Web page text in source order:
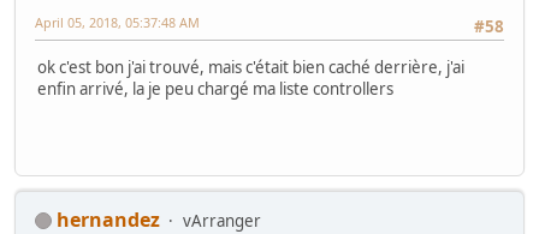
#58
April 05, 2018, 05:37:48 AM
ok c'est bon j'ai trouvé, mais c'était bien caché derrière, j'ai
enfin arrivé, la je peu chargé ma liste controllers
hernandez
vArranger